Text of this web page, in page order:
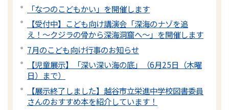
「なつのこどもかい」を開催します
【受付中】こども向け講演会「深海のナゾを追
え！〜クジラの骨から深海洞窟へ〜」を開催します
7月のこども向け行事のお知らせ
【児童展示】「深い深い海の底」（6月25日（木曜
日）まで）
【展示終了しました】越谷市立栄進中学校図書委員
さんのおすすめ本を紹介しています！